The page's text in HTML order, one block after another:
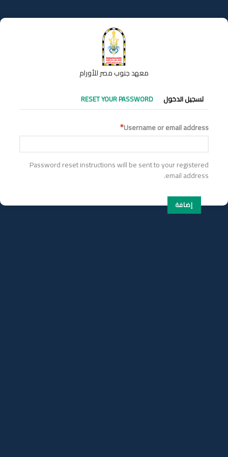
إلى
المحتوى
معهد جنوب مصر للأورام
التبويبات
الأساسية
تسجيل الدخول RESET YOUR PASSWORD
Username or email address
Password reset instructions will be sent to your registered
email address.